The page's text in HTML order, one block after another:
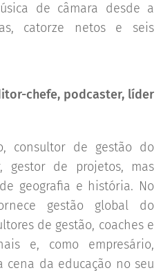
de câmara desde a
catorze netos e seis
chefe, podcaster, líder
consultor de gestão do
gestor de projetos, mas
geografia e história. No
gestão global do
de gestão, coaches e
e, como empresário,
cena da educação no seu